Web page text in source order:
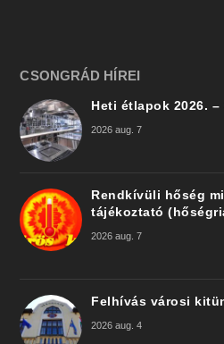
CSONGRÁD HÍREI
Heti étlapok 2026. –
2026 aug. 7
Rendkívüli hőség
tájékoztató
2026 aug. 7
Felhívás városi
2026 aug. 4